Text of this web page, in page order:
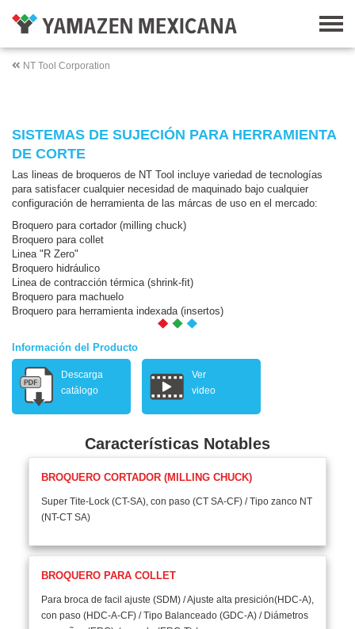
NT Tool Corporation
SISTEMAS DE SUJECIÓN PARA HERRAMIENTA
DE CORTE
Las lineas de broqueros de NT Tool incluye variedad de tecnologías
para satisfacer cualquier necesidad de maquinado bajo cualquier
configuración de herramienta de las márcas de uso en el mercado:
Broquero para cortador (milling chuck)
Broquero para collet
Linea "R Zero"
Broquero hidráulico
Linea de contracción térmica (shrink-fit)
Broquero para machuelo
Broquero para herramienta indexada (insertos)
Información del Producto
Descarga
catálogo
Ver
video
Características Notables
BROQUERO CORTADOR (MILLING CHUCK)
Super Tite-Lock (CT-SA), con paso (CT SA-CF) / Tipo zanco NT
(NT-CT SA)
BROQUERO PARA COLLET
Para broca de facil ajuste (SDM) / Ajuste alta presición(HDC-A),
con paso (HDC-A-CF) / Tipo Balanceado (GDC-A) / Diámetros